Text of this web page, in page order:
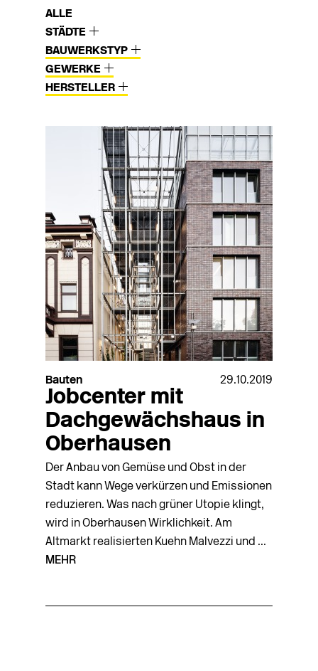
ALLE
STÄDTE
BAUWERKSTYP
GEWERKE
HERSTELLER
Bauten 29.10.2019
Jobcenter mit
Dachgewächshaus in
Oberhausen
Der Anbau von Gemüse und Obst in der
Stadt kann Wege verkürzen und Emissionen
reduzieren. Was nach grüner Utopie klingt,
wird in Oberhausen Wirklichkeit. Am
Altmarkt realisierten Kuehn Malvezzi und ...
MEHR